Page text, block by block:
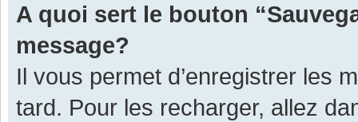
A quoi sert le bouton
message?
Il vous permet d’enregistrer les
tard. Pour les recharger, allez